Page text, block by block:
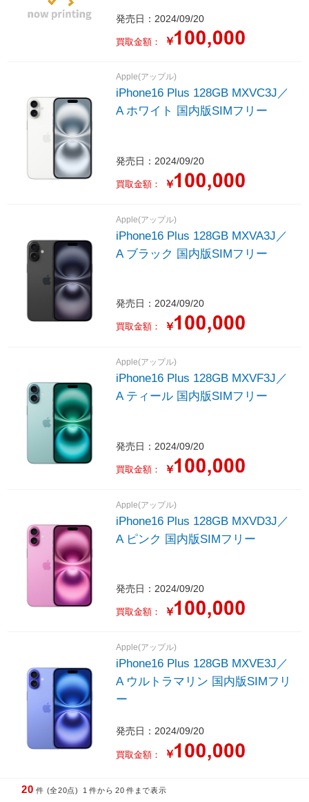
発売日：2024/09/20
買取金額： ￥
Apple(アップル)
iPhone16 Plus 128GB MXVC3J／
A ホワイト 国内版SIMフリー
発売日：2024/09/20
買取金額： ￥
Apple(アップル)
iPhone16 Plus 128GB MXVA3J／
A ブラック 国内版SIMフリー
発売日：2024/09/20
買取金額： ￥
Apple(アップル)
iPhone16 Plus 128GB MXVF3J／
A ティール 国内版SIMフリー
発売日：2024/09/20
買取金額： ￥
Apple(アップル)
iPhone16 Plus 128GB MXVD3J／
A ピンク 国内版SIMフリー
発売日：2024/09/20
買取金額： ￥
Apple(アップル)
iPhone16 Plus 128GB MXVE3J／
A ウルトラマリン 国内版SIMフリ
ー
発売日：2024/09/20
買取金額： ￥
20 件 (全20点) 1 件から 20 件まで表示